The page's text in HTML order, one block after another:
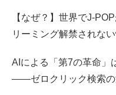
【なぜ？】世界でJ-
リーミング解禁されな
AIによる「第7の革命」
――ゼロクリック検索の